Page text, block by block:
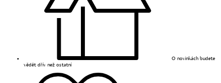
O novinkách budete
vědět dřív než ostatní